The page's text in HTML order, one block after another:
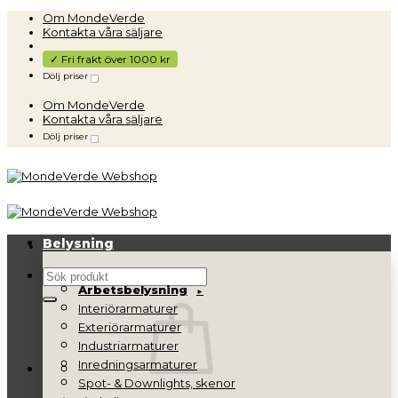
content
Om MondeVerde
Kontakta våra säljare
✓ Fri frakt över 1000 kr
Dölj priser
Om MondeVerde
Kontakta våra säljare
Dölj priser
Sök
efter:
Belysning
Arbetsbelysning
Interiörarmaturer
Exteriörarmaturer
Industriarmaturer
Inredningsarmaturer
Spot- & Downlights, skenor